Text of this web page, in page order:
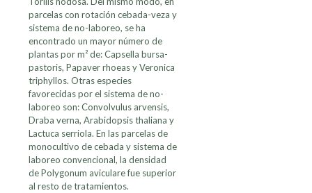
parcelas con rotación cebada-veza y
sistema de no-laboreo, se ha
encontrado un mayor número de
plantas por m² de: Capsella bursa-
pastoris, Papaver rhoeas y Veronica
triphyllos. Otras especies
favorecidas por el sistema de no-
laboreo son: Convolvulus arvensis,
Draba verna, Arabidopsis thaliana y
Lactuca serriola. En las parcelas de
monocultivo de cebada y sistema de
laboreo convencional, la densidad
de Polygonum aviculare fue superior
al resto de tratamientos.